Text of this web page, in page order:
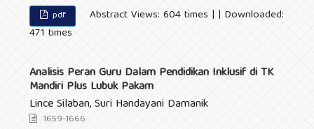
pdf
Abstract Views: 604 times | | Downloaded:
471 times
Analisis Peran Guru Dalam Pendidikan Inklusif di TK
Mandiri Plus Lubuk Pakam
Lince Silaban, Suri Handayani Damanik
1659-1666